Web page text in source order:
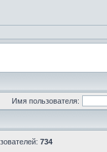
Имя пользователя:
734